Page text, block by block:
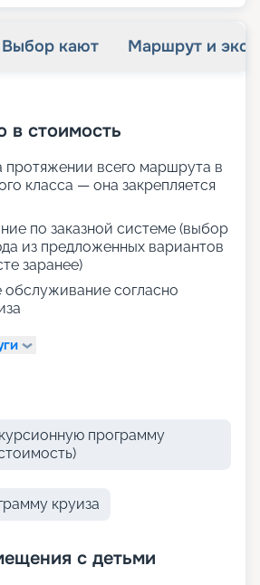
Выбор кают Маршрут и
в стоимость
всего маршрута в
класса — она закрепляется
по заказной системе (выбор
из предложенных вариантов
заранее)
обслуживание согласно
программу
круиза
с детьми